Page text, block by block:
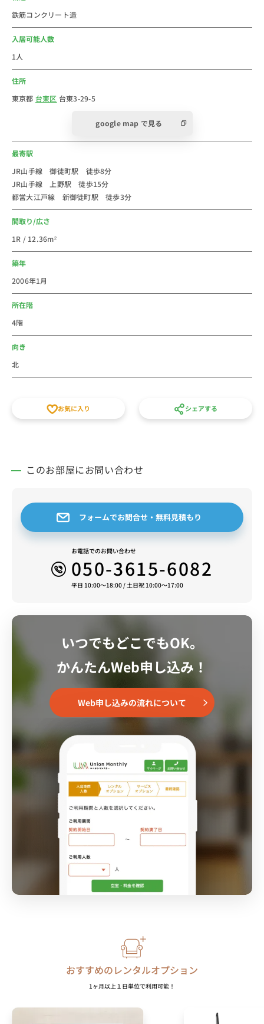
す。
また徒歩圏内に複数路線があるため、アクセスが非常に
駅の周辺には、おかず横丁や佐竹商店街があり過ごしや
駅から徒歩2分にあるライフは24時間まで営業している
全室禁煙ルームです。タバコがお嫌いな方におススメで
す。
2019年に室内をリニューアルしたので、とてもきれい
なお部屋です。
こだわりの床素材と壁のアクセントクロスがとてもオシ
ャレですよ。
窓はスクリーンカーテンです。ホテルライクな生活を１
週間からご利用できます。
テレビは壁掛けテレビなので、お部屋の中もスッキリし
お知り合いの方が来たときにラウンジをぜひご利用くだ
さい。
鉄筋コンクリート造
入居可能人数
1人
住所
東京都 台東区 台東3-29-5
google map で見る
最寄駅
JR山手線 御徒町駅 徒歩8分
JR山手線 上野駅 徒歩15分
都営大江戸線 新御徒町駅 徒歩3分
間取り/広さ
1R / 12.36m²
築年
2006年1月
所在階
4階
向き
北
お気に入り シェアする
このお部屋にお問い合わせ
フォームでお問合せ・無料見積もり
お電話でのお問い合わせ
050-3615-6082
平日 10:00～18:00 / 土日祝 10:00～17:00
いつでもどこでもOK。
かんたんWeb申し込み！
Web申し込みの流れについて
おすすめのレンタルオプション
1ヶ月以上１日単位で利用可能！